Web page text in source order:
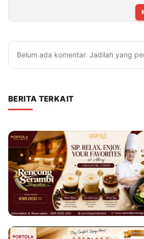
Belum ada komentar. Jadilah yang
BERITA TERKAIT